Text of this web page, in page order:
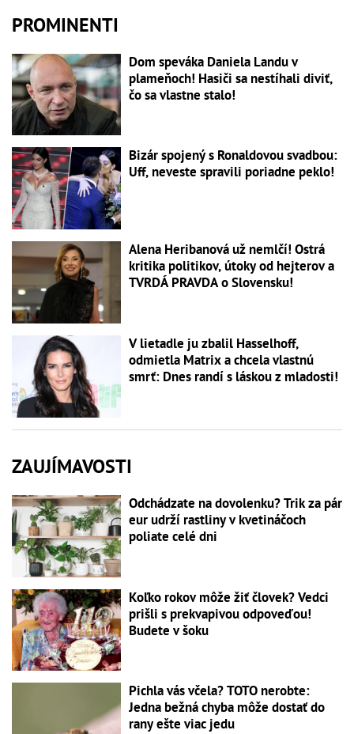
PROMINENTI
Dom speváka Daniela Landu v
plameňoch! Hasiči sa nestíhali diviť,
čo sa vlastne stalo!
Bizár spojený s Ronaldovou svadbou:
Uff, neveste spravili poriadne peklo!
Alena Heribanová už nemlčí! Ostrá
kritika politikov, útoky od hejterov a
TVRDÁ PRAVDA o Slovensku!
V lietadle ju zbalil Hasselhoff,
odmietla Matrix a chcela vlastnú
smrť: Dnes randí s láskou z mladosti!
ZAUJÍMAVOSTI
Odchádzate na dovolenku? Trik za pár
eur udrží rastliny v kvetináčoch
poliate celé dni
Koľko rokov môže žiť človek? Vedci
prišli s prekvapivou odpoveďou!
Budete v šoku
Pichla vás včela? TOTO nerobte:
Jedna bežná chyba môže dostať do
rany ešte viac jedu